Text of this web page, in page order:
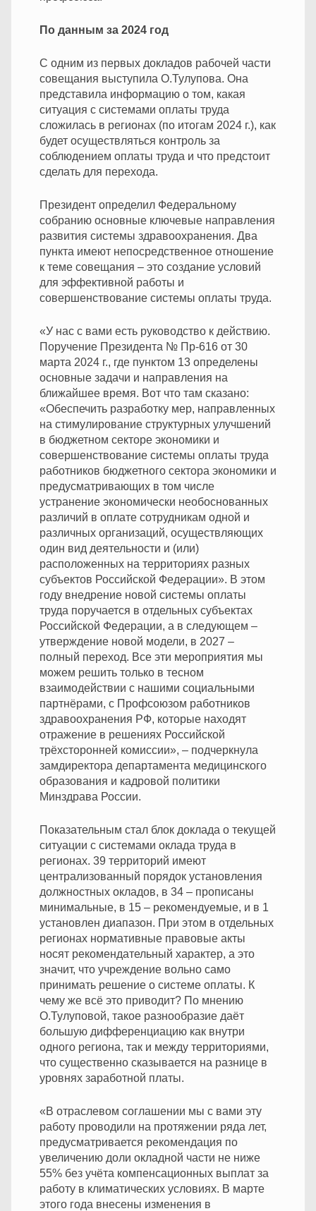
По данным за 2024 год
С одним из первых докладов рабочей части
совещания выступила О.Тулупова. Она
представила информацию о том, какая
ситуация с системами оплаты труда
сложилась в регионах (по итогам 2024 г.), как
будет осуществляться контроль за
соблюдением оплаты труда и что предстоит
сделать для перехода.
Президент определил Федеральному
собранию основные ключевые направления
развития системы здравоохранения. Два
пункта имеют непосредственное отношение
к теме совещания – это создание условий
для эффективной работы и
совершенствование системы оплаты труда.
«У нас с вами есть руководство к действию.
Поручение Президента № Пр-616 от 30
марта 2024 г., где пунктом 13 определены
основные задачи и направления на
ближайшее время. Вот что там сказано:
«Обеспечить разработку мер, направленных
на стимулирование структурных улучшений
в бюджетном секторе экономики и
совершенствование системы оплаты труда
работников бюджетного сектора экономики и
предусматривающих в том числе
устранение экономически необоснованных
различий в оплате сотрудникам одной и
различных организаций, осуществляющих
один вид деятельности и (или)
расположенных на территориях разных
субъектов Российской Федерации». В этом
году внедрение новой системы оплаты
труда поручается в отдельных субъектах
Российской Федерации, а в следующем –
утверждение новой модели, в 2027 –
полный переход. Все эти мероприятия мы
можем решить только в тесном
взаимодействии с нашими социальными
партнёрами, с Профсоюзом работников
здравоохранения РФ, которые находят
отражение в решениях Российской
трёхсторонней комиссии», – подчеркнула
замдиректора департамента медицинского
образования и кадровой политики
Минздрава России.
Показательным стал блок доклада о текущей
ситуации с системами оклада труда в
регионах. 39 территорий имеют
централизованный порядок установления
должностных окладов, в 34 – прописаны
минимальные, в 15 – рекомендуемые, и в 1
установлен диапазон. При этом в отдельных
регионах нормативные правовые акты
носят рекомендательный характер, а это
значит, что учреждение вольно само
принимать решение о системе оплаты. К
чему же всё это приводит? По мнению
О.Тулуповой, такое разнообразие даёт
большую дифференциацию как внутри
одного региона, так и между территориями,
что существенно сказывается на разнице в
уровнях заработной платы.
«В отраслевом соглашении мы с вами эту
работу проводили на протяжении ряда лет,
предусматривается рекомендация по
увеличению доли окладной части не ниже
55% без учёта компенсационных выплат за
работу в климатических условиях. В марте
этого года внесены изменения в